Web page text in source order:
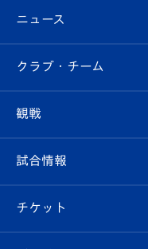
ニュース
すべて
クラブ
試合情報
クラブ・チーム
クラブ概要
エンブレム紹介
観戦
観戦ルール
はじめての観戦ガイド
試合情報
試合日程/結果
チケット